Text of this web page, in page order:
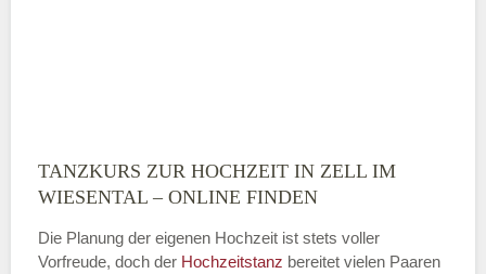
Montag
—
TANZKURS ZUR HOCHZEIT IN ZELL IM
WIESENTAL – ONLINE FINDEN
Die Planung der eigenen Hochzeit ist stets voller
Vorfreude, doch der Hochzeitstanz bereitet vielen Paaren